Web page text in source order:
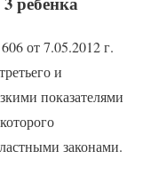
от 7.05.2012 г.
и
показателями
законами.